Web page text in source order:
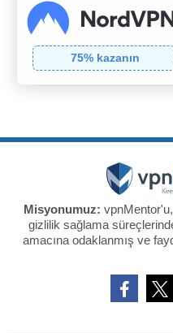
75% kazanın
Misyonumuz:
gizlilik sağlama
amacına odaklanmış ve